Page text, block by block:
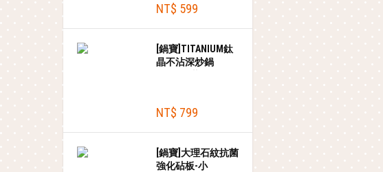
NT$ 599
[鍋寶]TITANIUM鈦
晶不沾深炒鍋
NT$ 799
[鍋寶]大理石紋抗菌
強化砧板-小